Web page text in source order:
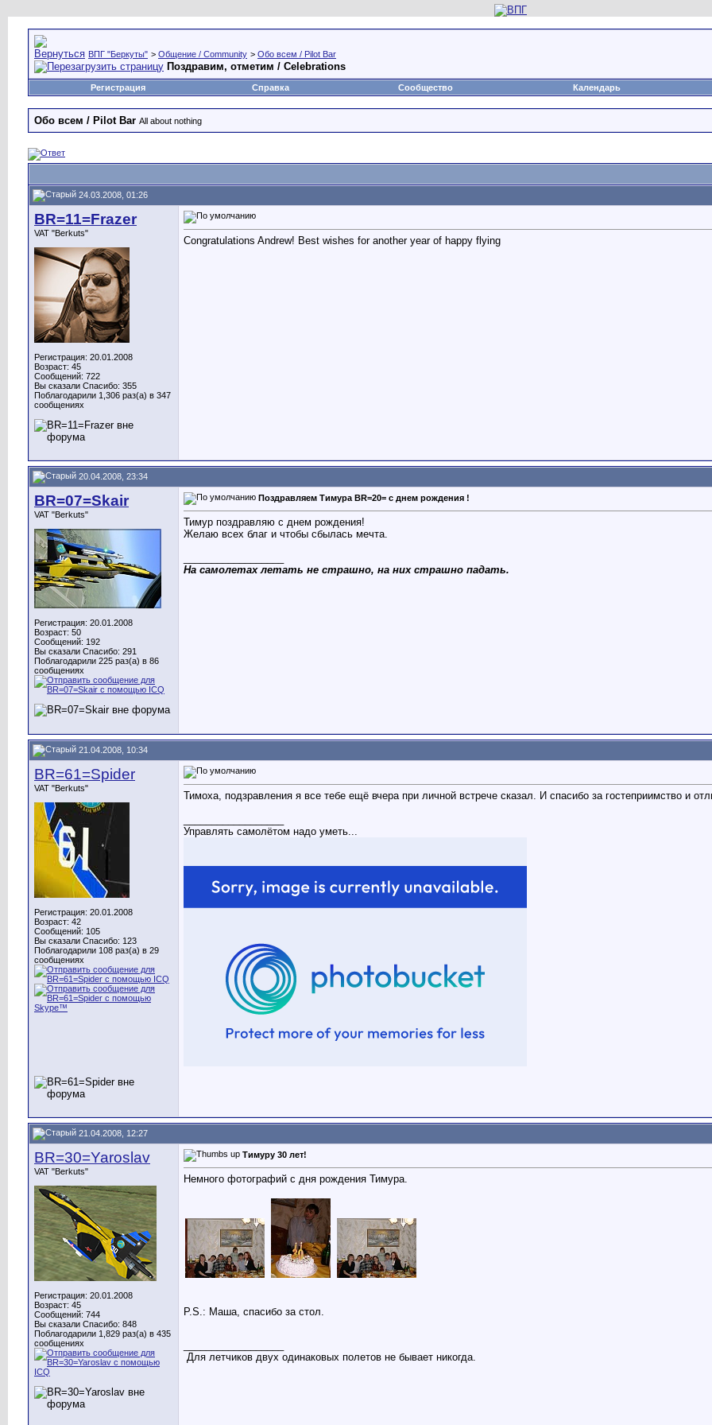
ВПГ "Беркуты" > Общение / Community > Обо всем / Pilot Bar
Поздравим, отметим / Celebrations
Регистрация Справка Сообщество Календарь
Обо всем / Pilot Bar All about nothing
24.03.2008, 01:26
BR=11=Frazer
VAT "Berkuts"
Регистрация: 20.01.2008
Возраст: 45
Сообщений: 722
Вы сказали Спасибо: 355
Поблагодарили 1,306 раз(а) в 347
сообщениях
Congratulations Andrew! Best wishes for another year of happy flying
20.04.2008, 23:34
BR=07=Skair
VAT "Berkuts"
Регистрация: 20.01.2008
Возраст: 50
Сообщений: 192
Вы сказали Спасибо: 291
Поблагодарили 225 раз(а) в 86
сообщениях
Поздравляем Тимура BR=20= с днем рождения !
Тимур поздравляю с днем рождения!
Желаю всех благ и чтобы сбылась мечта.
На самолетах летать не страшно, на них страшно падать.
21.04.2008, 10:34
BR=61=Spider
VAT "Berkuts"
Регистрация: 20.01.2008
Возраст: 42
Сообщений: 105
Вы сказали Спасибо: 123
Поблагодарили 108 раз(а) в 29
сообщениях
Тимоха, подзравления я все тебе ещё вчера при личной встрече сказал. И спасибо за гостеприимство и
Управлять самолётом надо уметь...
21.04.2008, 12:27
BR=30=Yaroslav
VAT "Berkuts"
Регистрация: 20.01.2008
Возраст: 45
Сообщений: 744
Вы сказали Спасибо: 848
Поблагодарили 1,829 раз(а) в 435
сообщениях
Тимуру 30 лет!
Немного фотографий с дня рождения Тимура.
P.S.: Маша, спасибо за стол.
Для летчиков двух одинаковых полетов не бывает никогда.